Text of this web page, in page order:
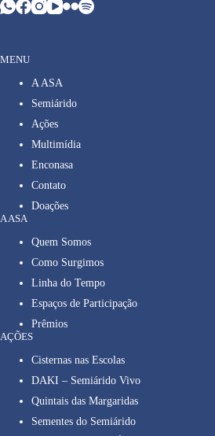
MENU
A ASA
Semiárido
Ações
Multimídia
Enconasa
Contato
Doações
A ASA
Quem Somos
Como Surgimos
Linha do Tempo
Espaços de Participação
Prêmios
AÇÕES
Cisternas nas Escolas
DAKI – Semiárido Vivo
Quintais das Margaridas
Sementes do Semiárido